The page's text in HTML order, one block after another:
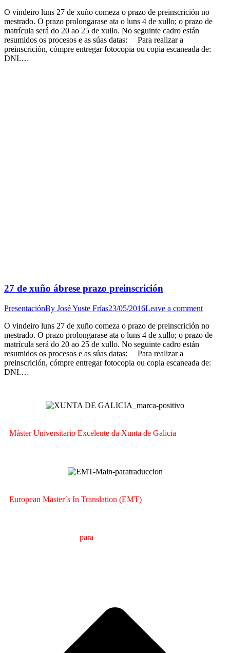
O vindeiro luns 27 de xuño comeza o prazo de preinscrición no
mestrado. O prazo prolongarase ata o luns 4 de xullo; o prazo de
matrícula será do 20 ao 25 de xullo. No seguinte cadro están
resumidos os procesos e as súas datas: Para realizar a
preinscrición, cómpre entregar fotocopia ou copia escaneada de:
DNI.…
27 de xuño ábrese prazo preinscrición
PresentaciónBy José Yuste Frías23/05/2016Leave a comment
O vindeiro luns 27 de xuño comeza o prazo de preinscrición no
mestrado. O prazo prolongarase ata o luns 4 de xullo; o prazo de
matrícula será do 20 ao 25 de xullo. No seguinte cadro están
resumidos os procesos e as súas datas: Para realizar a
preinscrición, cómpre entregar fotocopia ou copia escaneada de:
DNI.…
Máster Universitario Excelente da Xunta de Galicia
European Master´s In Translation (EMT)
para